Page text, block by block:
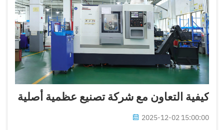
كيفية التعاون مع شركة تصنيع عظمية أصلية
2025-12-02 15:00:00